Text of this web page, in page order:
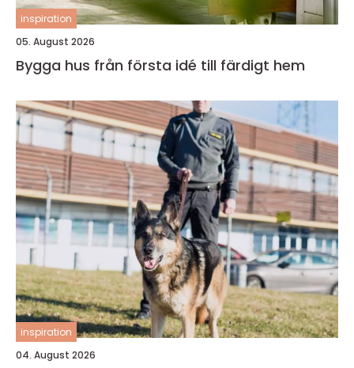
inspiration
05. August 2026
Bygga hus från första idé till färdigt hem
inspiration
04. August 2026